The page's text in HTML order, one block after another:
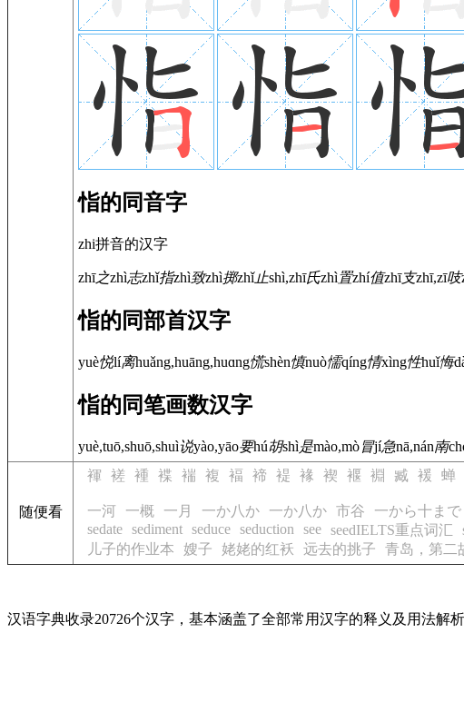
恉的同音字
zhi拼音的汉字
zhī之zhì志zhǐ指zhì致zhì掷zhǐ止shì,zhī氏zhì置zhí值zhī支zhī,zī吱
恉的同部首汉字
yuè悦lí离huǎng,huāng,huɑng慌shèn慎nuò懦qíng情xìng性huǐ悔
恉的同笔画数汉字
yuè,tuō,shuō,shuì说yào,yāo要hú胡shì是mào,mò冒jí急nā,nán南
随便看
褌 褨 褈 褋 褍 複 褔 褅 褆 褖 褉 褗 裫 臧 褑 蝉
一河
一概 一月 一か八か 一か八か 市谷 一から十まで
sedate sediment seduce seduction see seedIELTS重点词汇
儿子的作业本
嫂子 姥姥的红袄 远去的挑子 青岛，第二
汉语字典收录20726个汉字，基本涵盖了全部常用汉字的释义及用法解